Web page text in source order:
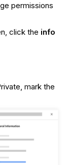
permissions
click the info
mark the